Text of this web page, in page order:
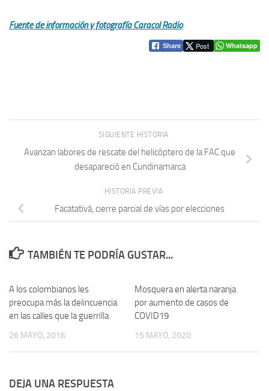
Fuente de información y fotografía Caracol Radio
Share Post Whatsapp
SIGUIENTE HISTORIA
Avanzan labores de rescate del helicóptero de la FAC que
desapareció en Cundinamarca
HISTORIA PREVIA
Facatativá, cierre parcial de vías por elecciones
TAMBIÉN TE PODRÍA GUSTAR...
A los colombianos les
preocupa más la delincuencia
en las calles que la guerrilla
26 MAYO, 2016
Mosquera en alerta naranja
por aumento de casos de
COVID19
15 MAYO, 2020
DEJA UNA RESPUESTA